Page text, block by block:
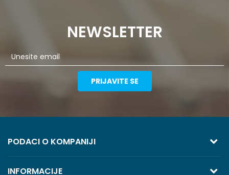
NEWSLETTER
PRIJAVITE SE
PODACI O KOMPANIJI
INFORMACIJE